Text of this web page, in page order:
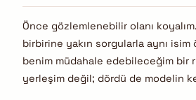
Önce gözlemlenebilir olanı
birbirine yakın sorgularla aynı isim
benim müdahale edebileceğim bir
yerleşim değil; dördü de modelin